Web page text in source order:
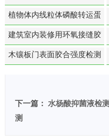
化寿命预测的经典模型
植物体内线粒体磷酸转运蛋
白活性检测
建筑室内装修用环氧接缝胶
苯含量检测
木镶板门表面胶合强度检测
下一篇： 水杨酸抑菌液检测
测